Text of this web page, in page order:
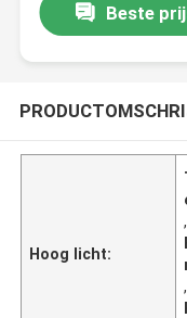
Beste
Hoog licht:
,
,